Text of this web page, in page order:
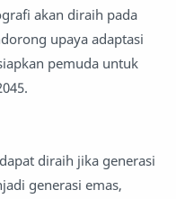
akan diraih pada
upaya adaptasi
pemuda untuk
diraih jika generasi
generasi emas,